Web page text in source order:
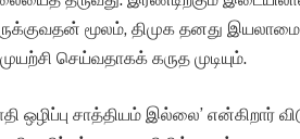
மூலம், திமுக தனது
செய்வதாகக் கருத முடியும்.
ஒழிப்பு சாத்தியம் இல்லை’ என்கிறார்